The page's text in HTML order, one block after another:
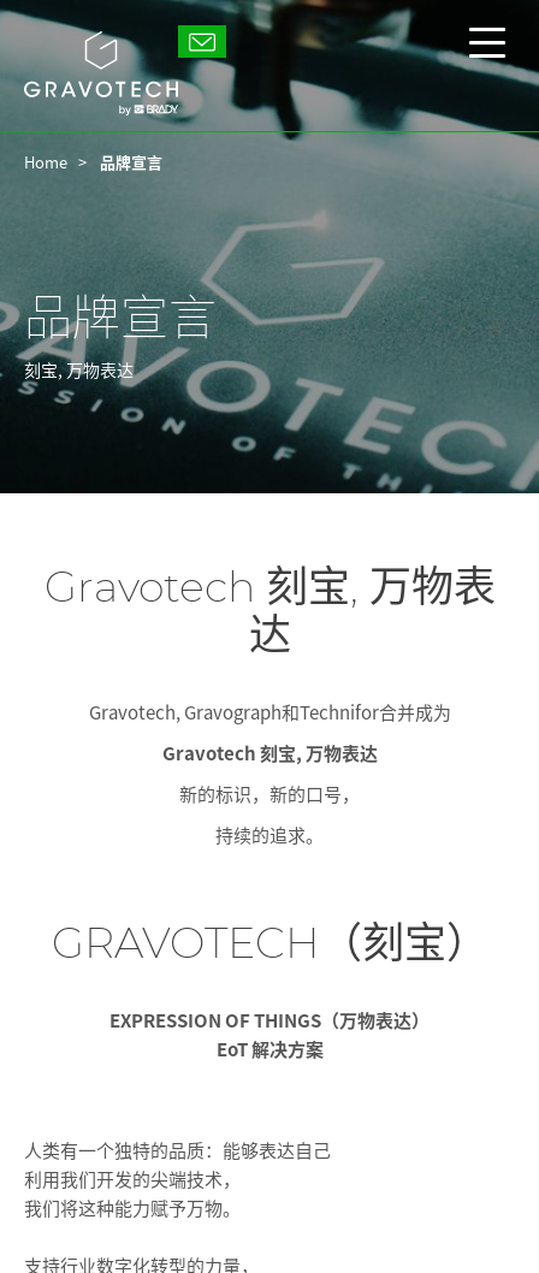
Skip
content
Gravotech
显
示/
藏
菜
Home 品牌宣言
品牌宣言
刻宝, 万物表达
Gravotech 刻宝, 万物表
达
Gravotech, Gravograph和Technifor合并成为
Gravotech 刻宝, 万物表达
新的标识，新的口号，
持续的追求。
GRAVOTECH（刻宝）
EXPRESSION OF THINGS（万物表达）
EoT 解决方案
人类有一个独特的品质：能够表达自己
利用我们开发的尖端技术，
我们将这种能力赋予万物。
支持行业数字化转型的力量，